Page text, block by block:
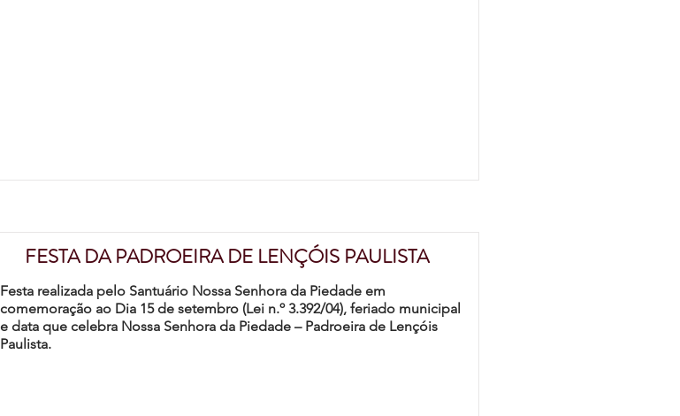
FESTA DA PADROEIRA DE LENÇÓIS PAULISTA
Festa realizada pelo Santuário Nossa Senhora da Piedade em
comemoração ao Dia 15 de setembro (Lei n.º 3.392/04), feriado municipal
e data que celebra Nossa Senhora da Piedade – Padroeira de Lençóis
Paulista.